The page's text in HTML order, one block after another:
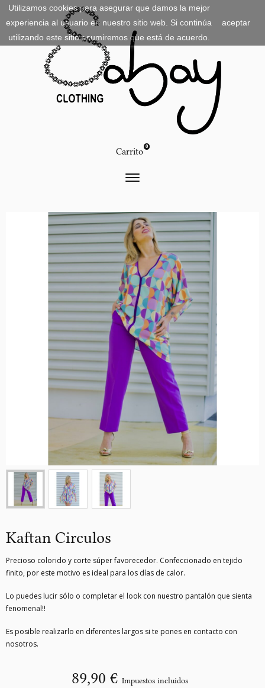
Utilizamos cookies para asegurar que damos la mejor
experiencia al usuario en nuestro sitio web. Si continúa
utilizando este sitio asumiremos que está de acuerdo.
aceptar
Carrito 0
Kaftan Circulos
Precioso colorido y corte súper favorecedor. Confeccionado en tejido
finito, por este motivo es ideal para los días de calor.
Lo puedes lucir sólo o completar el look con nuestro pantalón que sienta
fenomenal!!
Es posible realizarlo en diferentes largos si te pones en contacto con
nosotros.
89,90 € Impuestos incluidos